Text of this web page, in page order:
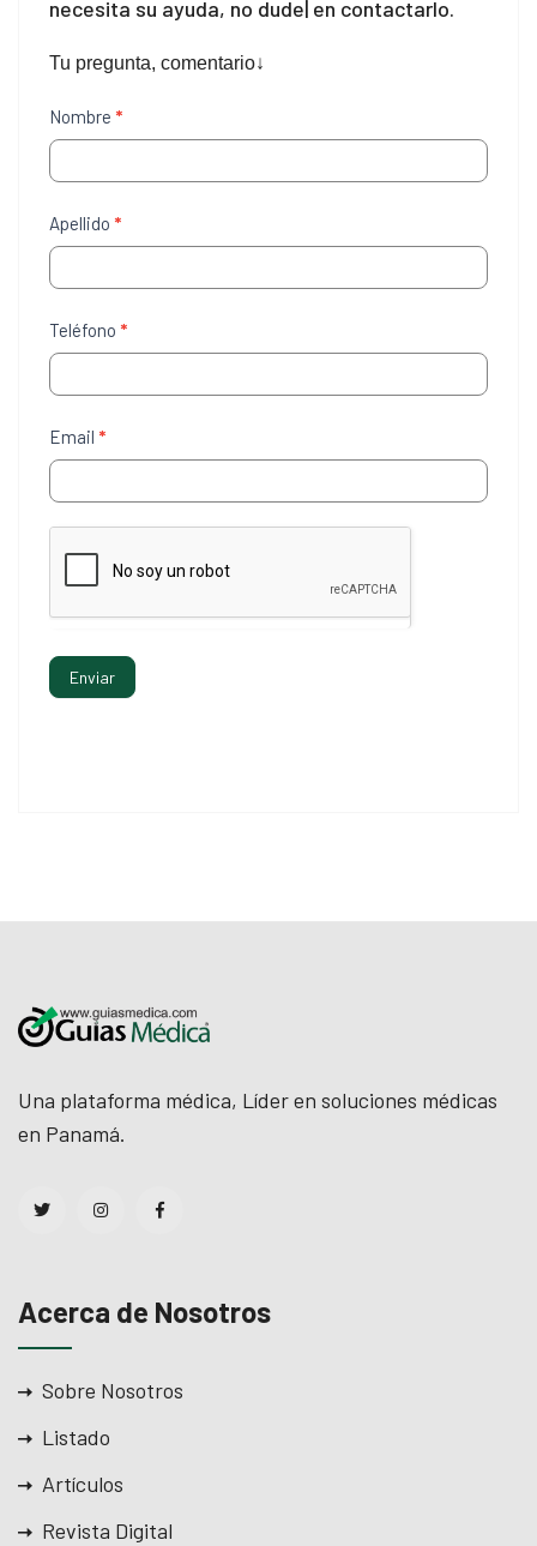
necesita su ayuda, no dude| en contactarlo.
Tu pregunta, comentario↓
Contáctenos
Nombre *
Apellido *
Teléfono *
Email *
Enviar
Una plataforma médica, Líder en soluciones médicas
en Panamá.
Acerca de Nosotros
Sobre Nosotros
Listado
Artículos
Revista Digital